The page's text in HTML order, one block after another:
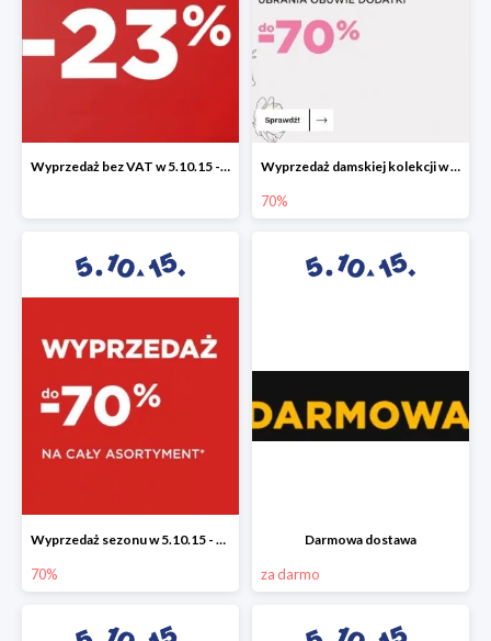
Wyprzedaż bez VAT w 5.10.15 - dodatkowe -23% rabatu Wyprzedaż damskiej kolekcji w 5.10.15 - ubrania, obuwie i dodatki do -70%
70%
Wyprzedaż sezonu w 5.10.15 - cały asortyment -70%
70%
Darmowa dostawa
za darmo